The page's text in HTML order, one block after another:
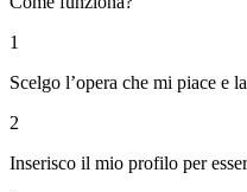
1
Scelgo l’opera che mi piace e
2
Inserisco il mio profilo per